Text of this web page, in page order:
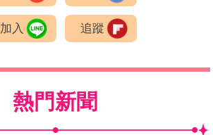
加入 追蹤
熱門新聞